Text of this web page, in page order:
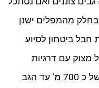
מהמפלים ישנן
ביטחון לסיוע
מצוק עם דרגיות
בהליכה הצידה ישנה הפסקה של כ 700 מ' עד הגב